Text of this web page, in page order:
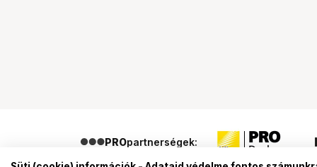
PROpartnerségek: